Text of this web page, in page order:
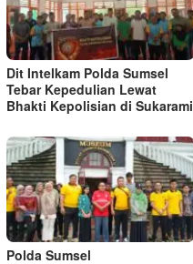
Dit Intelkam Polda Sumsel
Tebar Kepedulian Lewat
Bhakti Kepolisian di Sukarami
Polda Sumsel